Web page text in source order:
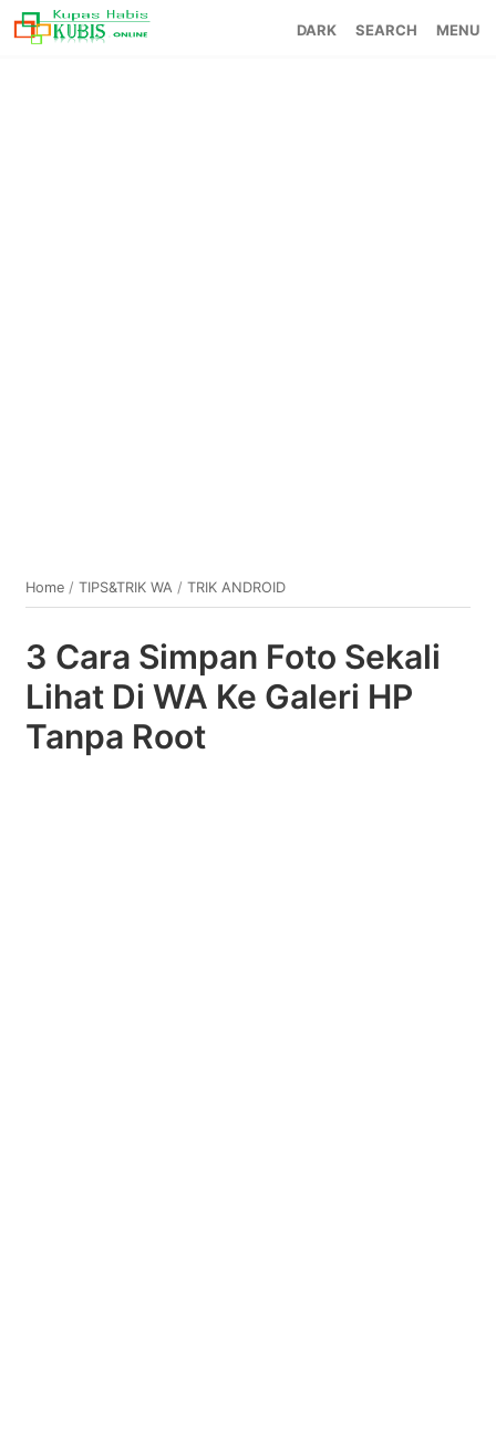
SEARCH MENU
Home /TIPS&TRIK WA /TRIK ANDROID
3 Cara Simpan Foto Sekali
Lihat Di WA Ke Galeri HP
Tanpa Root